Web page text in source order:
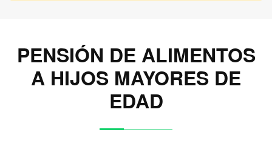
PENSIÓN DE ALIMENTOS
A HIJOS MAYORES DE
EDAD